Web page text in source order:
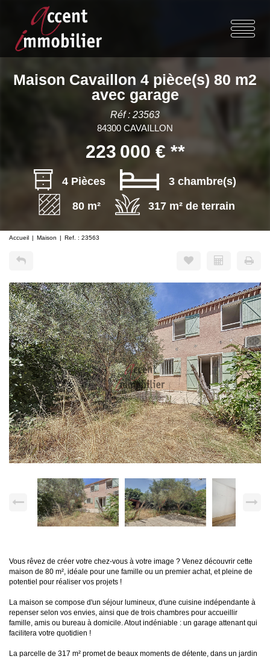
Maison Cavaillon 4 pièce(s) 80 m2
avec garage
Réf : 23563
84300 CAVAILLON
223 000 € **
4 Pièces 3 chambre(s)
80 m² 317 m² de terrain
Accueil Maison Ref. : 23563
Vous rêvez de créer votre chez-vous à votre image ? Venez découvrir cette
maison de 80 m², idéale pour une famille ou un premier achat, et pleine de
potentiel pour réaliser vos projets !
La maison se compose d'un séjour lumineux, d'une cuisine indépendante à
repenser selon vos envies, ainsi que de trois chambres pour accueillir
famille, amis ou bureau à domicile. Atout indéniable : un garage attenant qui
facilitera votre quotidien !
La parcelle de 317 m² promet de beaux moments de détente, dans un jardin